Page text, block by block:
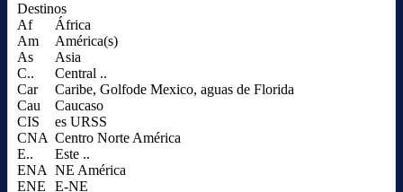
Destinos
Af
África
Am
América(s)
As
Asia
C..
Central ..
Car
Caribe, Golfode Mexico, aguas de Florida
Cau
Caucaso
CIS
es URSS
CNA Centro Norte América
E..
Este ..
ENA NE América
ENE
E-NE